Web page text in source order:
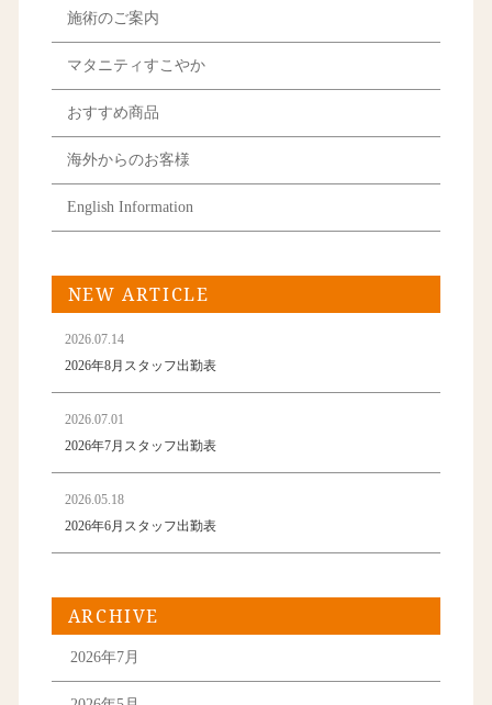
施術のご案内
マタニティすこやか
おすすめ商品
海外からのお客様
English Information
NEW ARTICLE
2026.07.14
2026年8月スタッフ出勤表
2026.07.01
2026年7月スタッフ出勤表
2026.05.18
2026年6月スタッフ出勤表
ARCHIVE
2026年7月